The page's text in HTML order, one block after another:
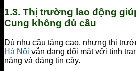
1.3. Thị trường lao động
Cung không đủ cầu
Dù nhu cầu tăng cao, nhưng thị
Hà Nội vẫn đang đối mặt với tình
năng và đáng tin cậy.